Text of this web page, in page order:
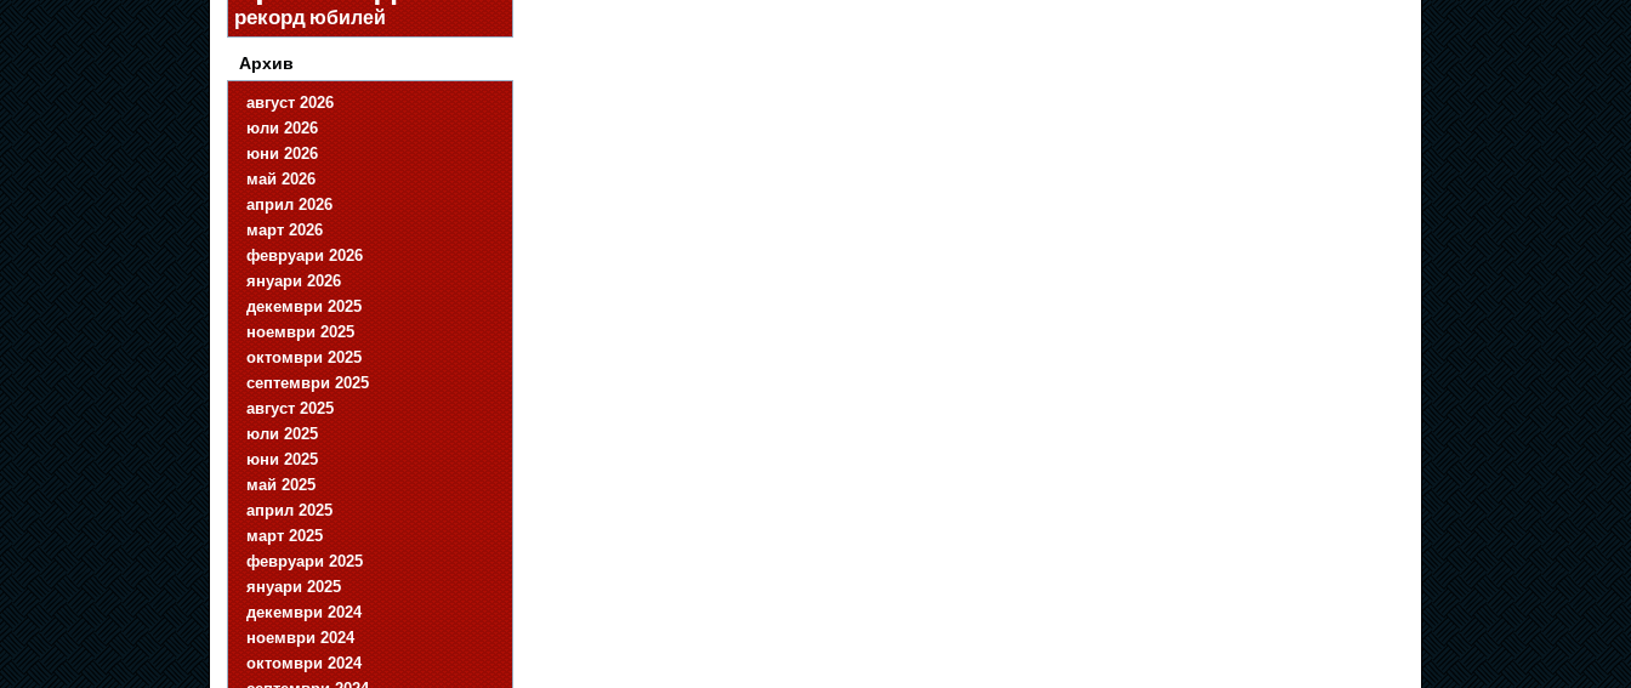
рекорд юбилей
Архив
август 2026
юли 2026
юни 2026
май 2026
април 2026
март 2026
февруари 2026
януари 2026
декември 2025
ноември 2025
октомври 2025
септември 2025
август 2025
юли 2025
юни 2025
май 2025
април 2025
март 2025
февруари 2025
януари 2025
декември 2024
ноември 2024
октомври 2024